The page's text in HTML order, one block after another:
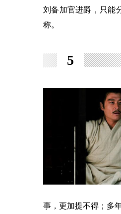
刘备加官进爵，只能
称。
5
事，更加提不得；多